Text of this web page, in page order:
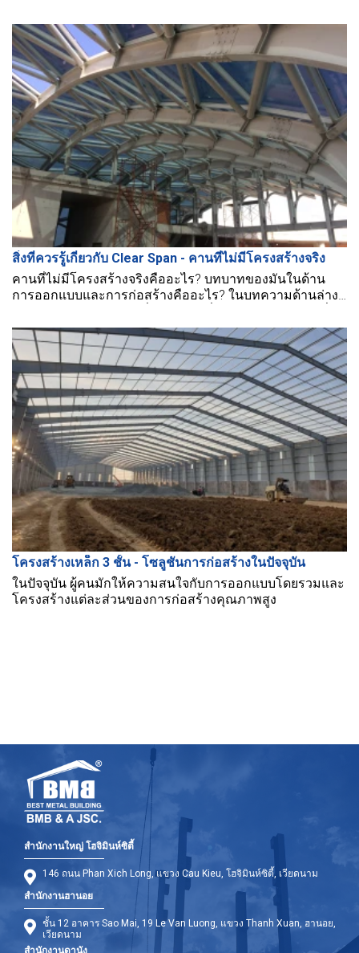
สิ่งที่ควรรู้เกี่ยวกับ Clear Span - คานที่ไม่มีโครงสร้างจริง
คานที่ไม่มีโครงสร้างจริงคืออะไร? บทบาทของมันในด้าน
การออกแบบและการก่อสร้างคืออะไร? ในบทความด้านล่าง
ให้เข้าใจการออกแบบนี้ได้ดีขึ้น
โครงสร้างเหล็ก 3 ชั้น - โซลูชันการก่อสร้างในปัจจุบัน
ในปัจจุบัน ผู้คนมักให้ความสนใจกับการออกแบบโดยรวมและ
โครงสร้างแต่ละส่วนของการก่อสร้างคุณภาพสูง
สำนักงานใหญ่ โฮจิมินห์ซิตี้
146 ถนน Phan Xich Long, แขวง Cau Kieu, โฮจิมินห์ซิตี้, เวียดนาม
สำนักงานฮานอย
ชั้น 12 อาคาร Sao Mai, 19 Le Van Luong, แขวง Thanh Xuan, ฮานอย,
เวียดนาม
สำนักงานดานัง